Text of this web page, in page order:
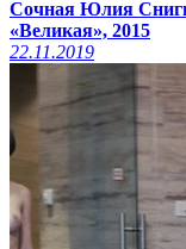
Сочная Юлия
«Великая», 2015
22.11.2019